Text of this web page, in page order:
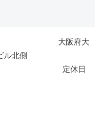
大阪府大
ル北側
日